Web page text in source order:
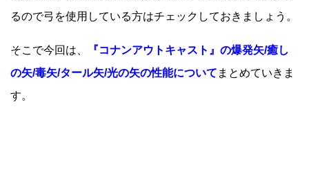
るので弓を使用している方はチェックしておきましょう。
そこで今回は、
『コナンアウトキャスト』の爆発矢/癒し
の矢/毒矢/タール矢/光の矢の性能について まとめていきま
す。